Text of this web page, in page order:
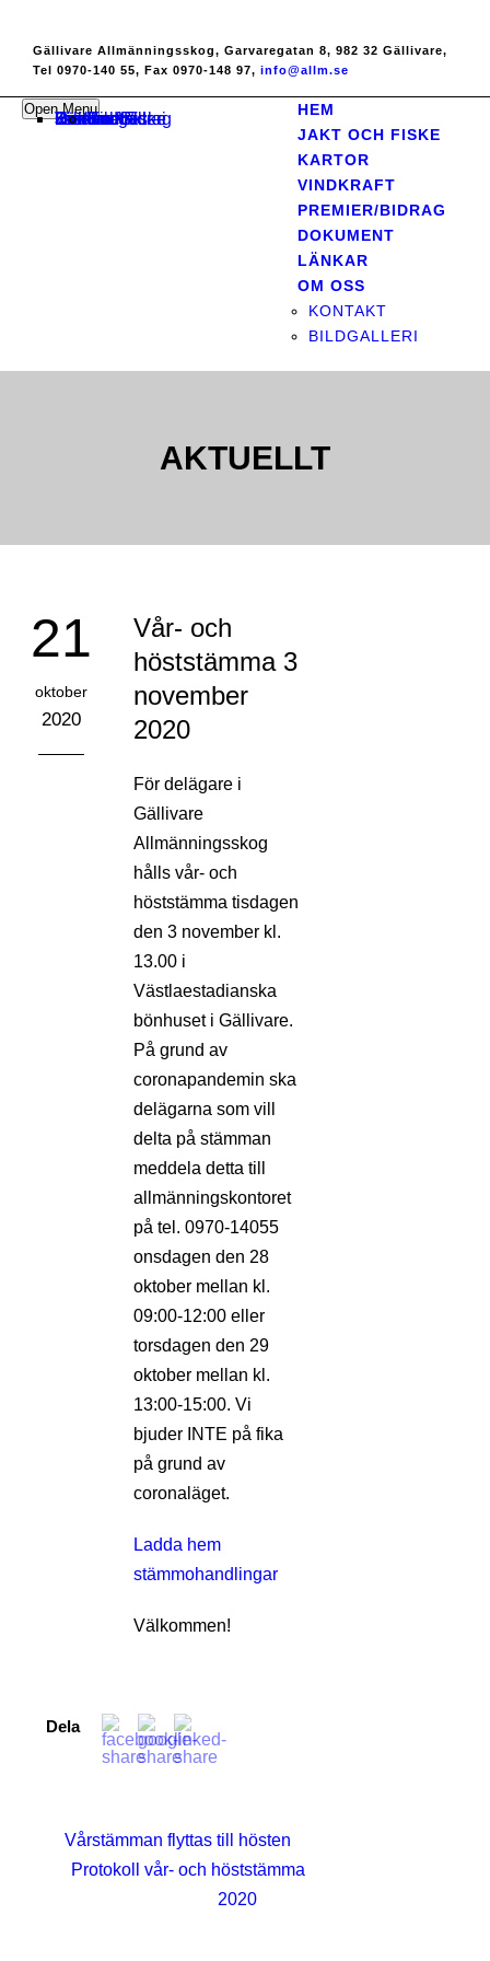
Gällivare Allmänningsskog, Garvaregatan 8, 982 32 Gällivare,
Tel 0970-140 55, Fax 0970-148 97, info@allm.se
Open Menu
Hem
Jakt och Fiske
Kartor
Vindkraft
Premier/Bidrag
Dokument
Länkar
Om ossKontakt
Bildgalleri
HEM
JAKT OCH FISKE
KARTOR
VINDKRAFT
PREMIER/BIDRAG
DOKUMENT
LÄNKAR
OM OSS
KONTAKT
BILDGALLERI
AKTUELLT
21
oktober
2020
Vår- och
höststämma 3
november
2020
För delägare i
Gällivare
Allmänningsskog
hålls vår- och
höststämma tisdagen
den 3 november kl.
13.00 i
Västlaestadianska
bönhuset i Gällivare.
På grund av
coronapandemin ska
delägarna som vill
delta på stämman
meddela detta till
allmänningskontoret
på tel. 0970-14055
onsdagen den 28
oktober mellan kl.
09:00-12:00 eller
torsdagen den 29
oktober mellan kl.
13:00-15:00. Vi
bjuder INTE på fika
på grund av
coronaläget.
Ladda hem
stämmohandlingar
Välkommen!
Dela
Vårstämman flyttas till hösten
Protokoll vår- och höststämma
2020